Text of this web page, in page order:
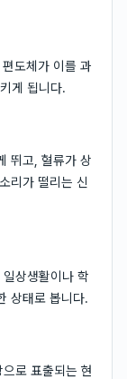
도체가 이를 과
게 됩니다.
뛰고, 혈류가 상
리가 떨리는 신
상생활이나 학
상태로 봅니다.
로 표출되는 현